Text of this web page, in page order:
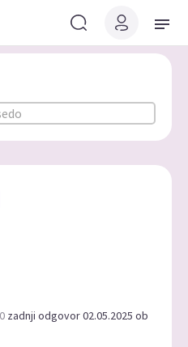
zadnji odgovor 02.05.2025 ob